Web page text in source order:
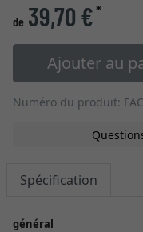
de 39,70 €*
Ajouter au
Numéro du produit:
Spécification
général